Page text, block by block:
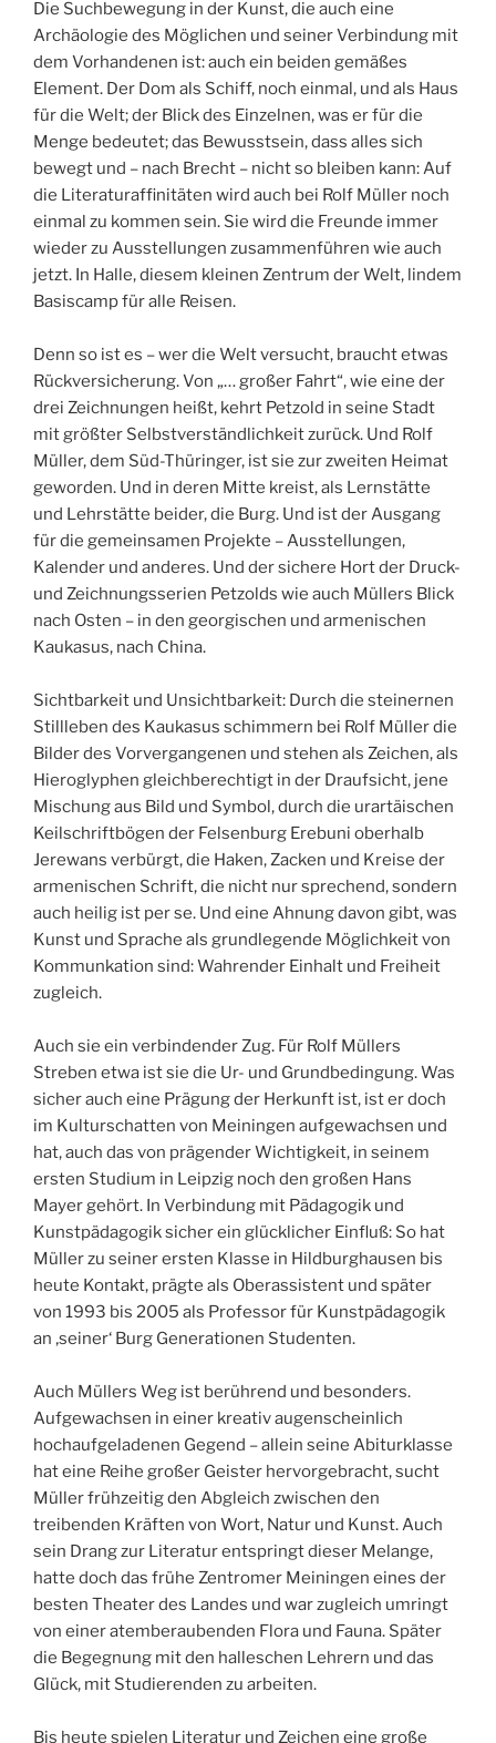
Die Suchbewegung in der Kunst, die auch eine
Archäologie des Möglichen und seiner Verbindung mit
dem Vorhandenen ist: auch ein beiden gemäßes
Element. Der Dom als Schiff, noch einmal, und als Haus
für die Welt; der Blick des Einzelnen, was er für die
Menge bedeutet; das Bewusstsein, dass alles sich
bewegt und – nach Brecht – nicht so bleiben kann: Auf
die Literaturaffinitäten wird auch bei Rolf Müller noch
einmal zu kommen sein. Sie wird die Freunde immer
wieder zu Ausstellungen zusammenführen wie auch
jetzt. In Halle, diesem kleinen Zentrum der Welt, lindem
Basiscamp für alle Reisen.
Denn so ist es – wer die Welt versucht, braucht etwas
Rückversicherung. Von „… großer Fahrt“, wie eine der
drei Zeichnungen heißt, kehrt Petzold in seine Stadt
mit größter Selbstverständlichkeit zurück. Und Rolf
Müller, dem Süd-Thüringer, ist sie zur zweiten Heimat
geworden. Und in deren Mitte kreist, als Lernstätte
und Lehrstätte beider, die Burg. Und ist der Ausgang
für die gemeinsamen Projekte – Ausstellungen,
Kalender und anderes. Und der sichere Hort der Druck-
und Zeichnungsserien Petzolds wie auch Müllers Blick
nach Osten – in den georgischen und armenischen
Kaukasus, nach China.
Sichtbarkeit und Unsichtbarkeit: Durch die steinernen
Stillleben des Kaukasus schimmern bei Rolf Müller die
Bilder des Vorvergangenen und stehen als Zeichen, als
Hieroglyphen gleichberechtigt in der Draufsicht, jene
Mischung aus Bild und Symbol, durch die urartäischen
Keilschriftbögen der Felsenburg Erebuni oberhalb
Jerewans verbürgt, die Haken, Zacken und Kreise der
armenischen Schrift, die nicht nur sprechend, sondern
auch heilig ist per se. Und eine Ahnung davon gibt, was
Kunst und Sprache als grundlegende Möglichkeit von
Kommunkation sind: Wahrender Einhalt und Freiheit
zugleich.
Auch sie ein verbindender Zug. Für Rolf Müllers
Streben etwa ist sie die Ur- und Grundbedingung. Was
sicher auch eine Prägung der Herkunft ist, ist er doch
im Kulturschatten von Meiningen aufgewachsen und
hat, auch das von prägender Wichtigkeit, in seinem
ersten Studium in Leipzig noch den großen Hans
Mayer gehört. In Verbindung mit Pädagogik und
Kunstpädagogik sicher ein glücklicher Einfluß: So hat
Müller zu seiner ersten Klasse in Hildburghausen bis
heute Kontakt, prägte als Oberassistent und später
von 1993 bis 2005 als Professor für Kunstpädagogik
an ‚seiner‘ Burg Generationen Studenten.
Auch Müllers Weg ist berührend und besonders.
Aufgewachsen in einer kreativ augenscheinlich
hochaufgeladenen Gegend – allein seine Abiturklasse
hat eine Reihe großer Geister hervorgebracht, sucht
Müller frühzeitig den Abgleich zwischen den
treibenden Kräften von Wort, Natur und Kunst. Auch
sein Drang zur Literatur entspringt dieser Melange,
hatte doch das frühe Zentromer Meiningen eines der
besten Theater des Landes und war zugleich umringt
von einer atemberaubenden Flora und Fauna. Später
die Begegnung mit den halleschen Lehrern und das
Glück, mit Studierenden zu arbeiten.
Bis heute spielen Literatur und Zeichen eine große